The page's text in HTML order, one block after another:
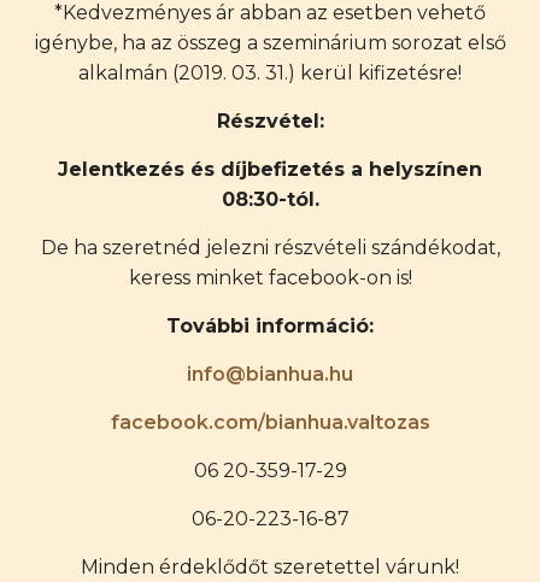
*Kedvezményes ár abban az esetben vehető
igénybe, ha az összeg a szeminárium sorozat első
alkalmán (2019. 03. 31.) kerül kifizetésre!
Részvétel:
Jelentkezés és díjbefizetés a helyszínen
08:30-tól.
De ha szeretnéd jelezni részvételi szándékodat,
keress minket facebook-on is!
További információ:
info@bianhua.hu
facebook.com/bianhua.valtozas
06 20-359-17-29
06-20-223-16-87
Minden érdeklődőt szeretettel várunk!